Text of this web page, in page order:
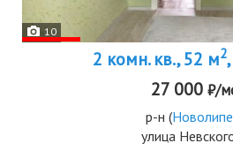
10
2 комн. кв., 52 м2
27 000 ₽/
р-н (
улица